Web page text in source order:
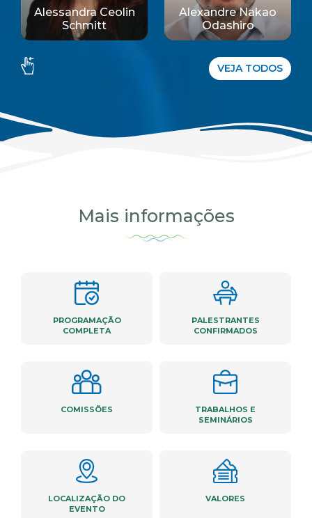
Alessandra Ceolin
Schmitt
Alexandre Nakao
Odashiro
VEJA TODOS
Mais informações
PROGRAMAÇÃO
COMPLETA
PALESTRANTES
CONFIRMADOS
COMISSÕES
TRABALHOS E
SEMINÁRIOS
LOCALIZAÇÃO DO
EVENTO
VALORES